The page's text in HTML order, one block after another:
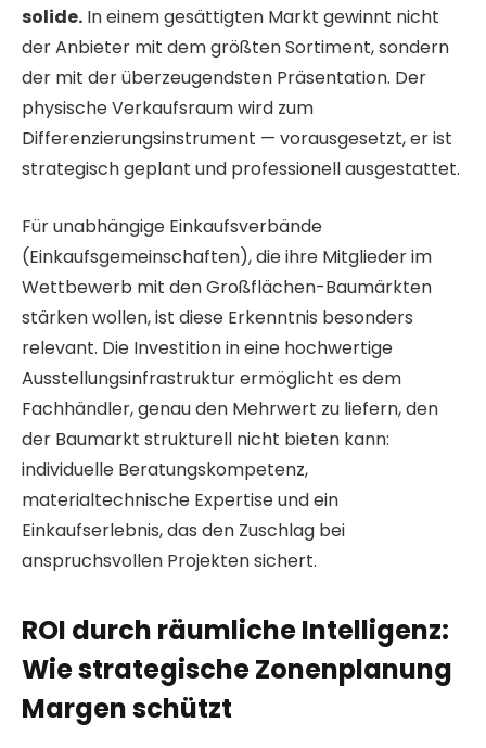
solide. In einem gesättigten Markt gewinnt nicht
der Anbieter mit dem größten Sortiment, sondern
der mit der überzeugendsten Präsentation. Der
physische Verkaufsraum wird zum
Differenzierungsinstrument — vorausgesetzt, er ist
strategisch geplant und professionell ausgestattet.
Für unabhängige Einkaufsverbände
(Einkaufsgemeinschaften), die ihre Mitglieder im
Wettbewerb mit den Großflächen-Baumärkten
stärken wollen, ist diese Erkenntnis besonders
relevant. Die Investition in eine hochwertige
Ausstellungsinfrastruktur ermöglicht es dem
Fachhändler, genau den Mehrwert zu liefern, den
der Baumarkt strukturell nicht bieten kann:
individuelle Beratungskompetenz,
materialtechnische Expertise und ein
Einkaufserlebnis, das den Zuschlag bei
anspruchsvollen Projekten sichert.
ROI durch räumliche Intelligenz:
Wie strategische Zonenplanung
Margen schützt